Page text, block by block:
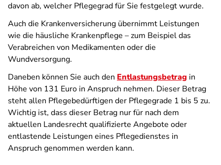
davon ab, welcher Pflegegrad für Sie festgelegt wurde.
Auch die Krankenversicherung übernimmt Leistungen
wie die häusliche Krankenpflege – zum Beispiel das
Verabreichen von Medikamenten oder die
Wundversorgung.
Daneben können Sie auch den Entlastungsbetrag in
Höhe von 131 Euro in Anspruch nehmen. Dieser Betrag
steht allen Pflegebedürftigen der Pflegegrade 1 bis 5 zu.
Wichtig ist, dass dieser Betrag nur für nach dem
aktuellen Landesrecht qualifizierte Angebote oder
entlastende Leistungen eines Pflegedienstes in
Anspruch genommen werden kann.